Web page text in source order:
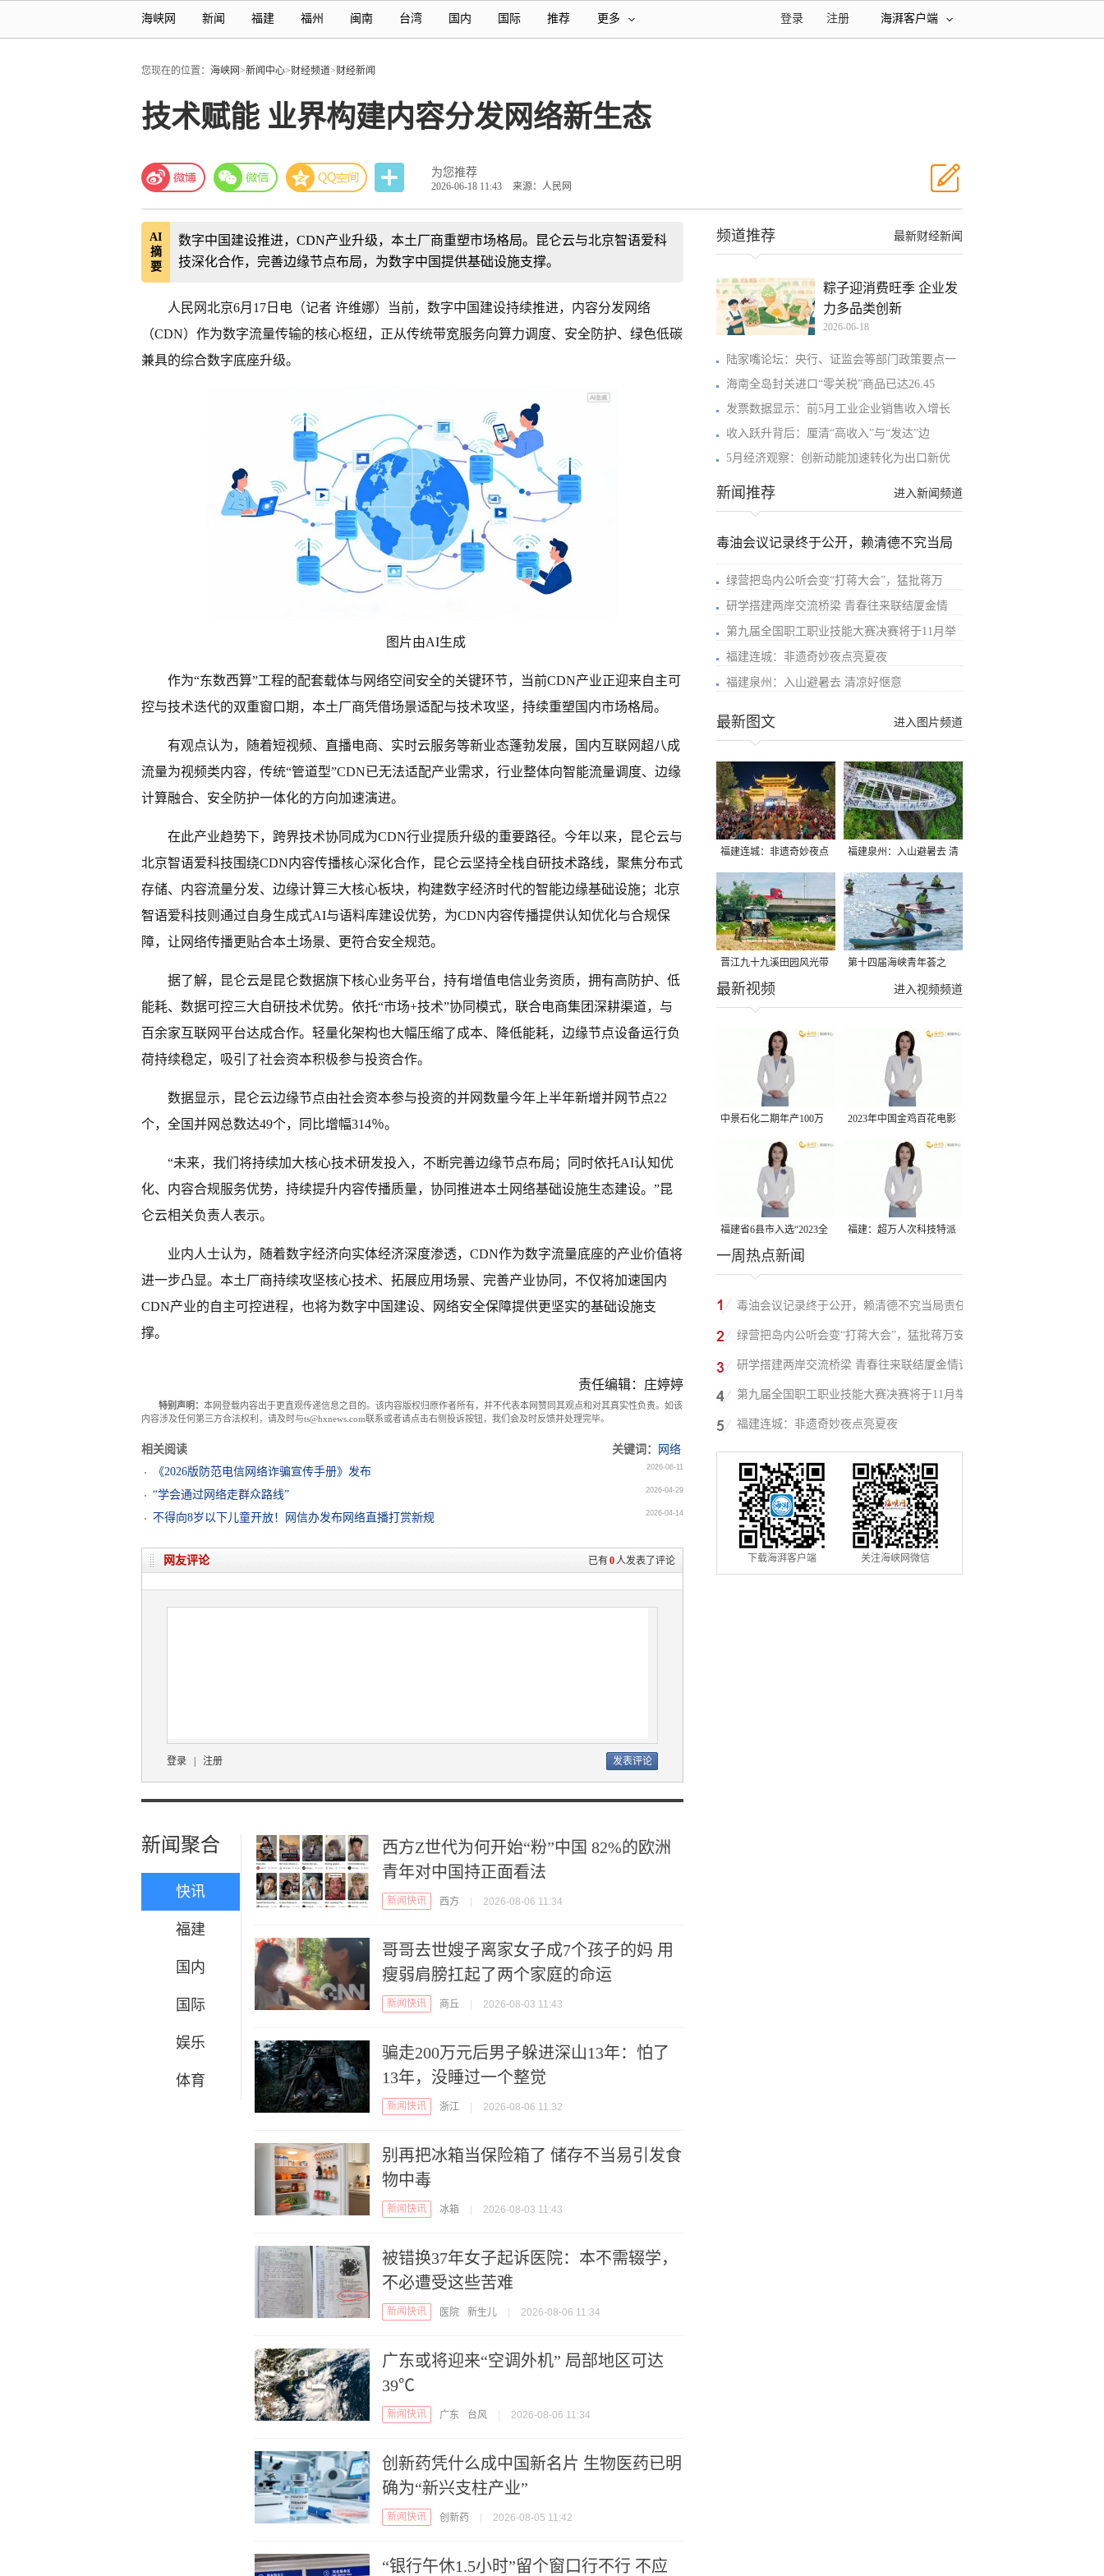
海峡网 新闻 福建 福州 闽南 台湾 国内 国际 推荐 更多 海湃客户端
注册
登录
您现在的位置： 海峡网>新闻中心>财经频道>财经新闻
技术赋能 业界构建内容分发网络新生态
为您推荐
2026-06-18 11:43 来源：人民网
AI
摘
要
数字中国建设推进，CDN产业升级，本土厂商重塑市场格局。昆仑云与北京智语爱科
技深化合作，完善边缘节点布局，为数字中国提供基础设施支撑。
人民网北京6月17日电（记者 许维娜）当前，数字中国建设持续推进，内容分发网络
（CDN）作为数字流量传输的核心枢纽，正从传统带宽服务向算力调度、安全防护、绿色低碳
兼具的综合数字底座升级。
图片由AI生成
作为“东数西算”工程的配套载体与网络空间安全的关键环节，当前CDN产业正迎来自主可
控与技术迭代的双重窗口期，本土厂商凭借场景适配与技术攻坚，持续重塑国内市场格局。
有观点认为，随着短视频、直播电商、实时云服务等新业态蓬勃发展，国内互联网超八成
流量为视频类内容，传统“管道型”CDN已无法适配产业需求，行业整体向智能流量调度、边缘
计算融合、安全防护一体化的方向加速演进。
在此产业趋势下，跨界技术协同成为CDN行业提质升级的重要路径。今年以来，昆仑云与
北京智语爱科技围绕CDN内容传播核心深化合作，昆仑云坚持全栈自研技术路线，聚焦分布式
存储、内容流量分发、边缘计算三大核心板块，构建数字经济时代的智能边缘基础设施；北京
智语爱科技则通过自身生成式AI与语料库建设优势，为CDN内容传播提供认知优化与合规保
障，让网络传播更贴合本土场景、更符合安全规范。
据了解，昆仑云是昆仑数据旗下核心业务平台，持有增值电信业务资质，拥有高防护、低
能耗、数据可控三大自研技术优势。依托“市场+技术”协同模式，联合电商集团深耕渠道，与
百余家互联网平台达成合作。轻量化架构也大幅压缩了成本、降低能耗，边缘节点设备运行负
荷持续稳定，吸引了社会资本积极参与投资合作。
数据显示，昆仑云边缘节点由社会资本参与投资的并网数量今年上半年新增并网节点22
个，全国并网总数达49个，同比增幅314％。
“未来，我们将持续加大核心技术研发投入，不断完善边缘节点布局；同时依托AI认知优
化、内容合规服务优势，持续提升内容传播质量，协同推进本土网络基础设施生态建设。”昆
仑云相关负责人表示。
业内人士认为，随着数字经济向实体经济深度渗透，CDN作为数字流量底座的产业价值将
进一步凸显。本土厂商持续攻坚核心技术、拓展应用场景、完善产业协同，不仅将加速国内
CDN产业的自主可控进程，也将为数字中国建设、网络安全保障提供更坚实的基础设施支
撑。
责任编辑：庄婷婷
特别声明： 本网登载内容出于更直观传递信息之目的。该内容版权归原作者所有，并不代表本网赞同其观点和对其真实性负责。如该
内容涉及任何第三方合法权利，请及时与ts@hxnews.com联系或者请点击右侧投诉按钮，我们会及时反馈并处理完毕。
相关阅读 关键词：
网络
《2026版防范电信网络诈骗宣传手册》发布
2026-06-11
“学会通过网络走群众路线” 2026-04-29
不得向8岁以下儿童开放！网信办发布网络直播打赏新规 2026-04-14
已有0人发表了评论
网友评论
登录 注册
新闻聚合
快讯
福建
国内
国际
娱乐
体育
西方Z世代为何开始“粉”中国 82%的欧洲
青年对中国持正面看法
新闻快讯 西方 2026-08-06 11:34
哥哥去世嫂子离家女子成7个孩子的妈 用
瘦弱肩膀扛起了两个家庭的命运
新闻快讯 商丘 2026-08-03 11:43
骗走200万元后男子躲进深山13年：怕了
13年，没睡过一个整觉
新闻快讯 浙江 2026-08-06 11:32
别再把冰箱当保险箱了 储存不当易引发食
物中毒
新闻快讯 冰箱 2026-08-03 11:43
被错换37年女子起诉医院：本不需辍学，
不必遭受这些苦难
新闻快讯 医院 新生儿 2026-08-06 11:34
广东或将迎来“空调外机” 局部地区可达
39℃
新闻快讯 广东 台风 2026-08-06 11:34
创新药凭什么成中国新名片 生物医药已明
确为“新兴支柱产业”
新闻快讯 创新药 2026-08-05 11:42
“银行午休1.5小时”留个窗口行不行 不应
最新财经新闻
频道推荐
粽子迎消费旺季 企业发
力多品类创新
2026-06-18
陆家嘴论坛：央行、证监会等部门政策要点一
海南全岛封关进口“零关税”商品已达26.45
发票数据显示：前5月工业企业销售收入增长
收入跃升背后：厘清“高收入”与“发达”边
5月经济观察：创新动能加速转化为出口新优
进入新闻频道
新闻推荐
毒油会议记录终于公开，赖清德不究当局
绿营把岛内公听会变“打蒋大会”，猛批蒋万
研学搭建两岸交流桥梁 青春往来联结厦金情
第九届全国职工职业技能大赛决赛将于11月举
福建连城：非遗奇妙夜点亮夏夜
福建泉州：入山避暑去 清凉好惬意
进入图片频道
最新图文
福建连城：非遗奇妙夜点
亮夏夜
福建泉州：入山避暑去 清
凉好惬意
晋江九十九溪田园风光带
千亩早稻迎来成熟收割季
第十四届海峡青年荟之
2026榕台青年大学生水上
进入视频频道
最新视频
中景石化二期年产100万
吨丙烷脱氢项目建成中交
2023年中国金鸡百花电影
节有福电影巡展31日启动
福建省6县市入选“2023全
国县域发展潜力百强县”
福建：超万人次科技特派
一周热点新闻
毒油会议记录终于公开，赖清德不究当局责任
反甩锅卢秀燕，蓝营点名责任官员要求撤职下
绿营把岛内公听会变“打蒋大会”，猛批蒋万安
废除监察机构主张，遭蓝营搬出蔡英文、赖清
研学搭建两岸交流桥梁 青春往来联结厦金情谊
第九届全国职工职业技能大赛决赛将于11月举
行
福建连城：非遗奇妙夜点亮夏夜
下载海湃客户端 关注海峡网微信